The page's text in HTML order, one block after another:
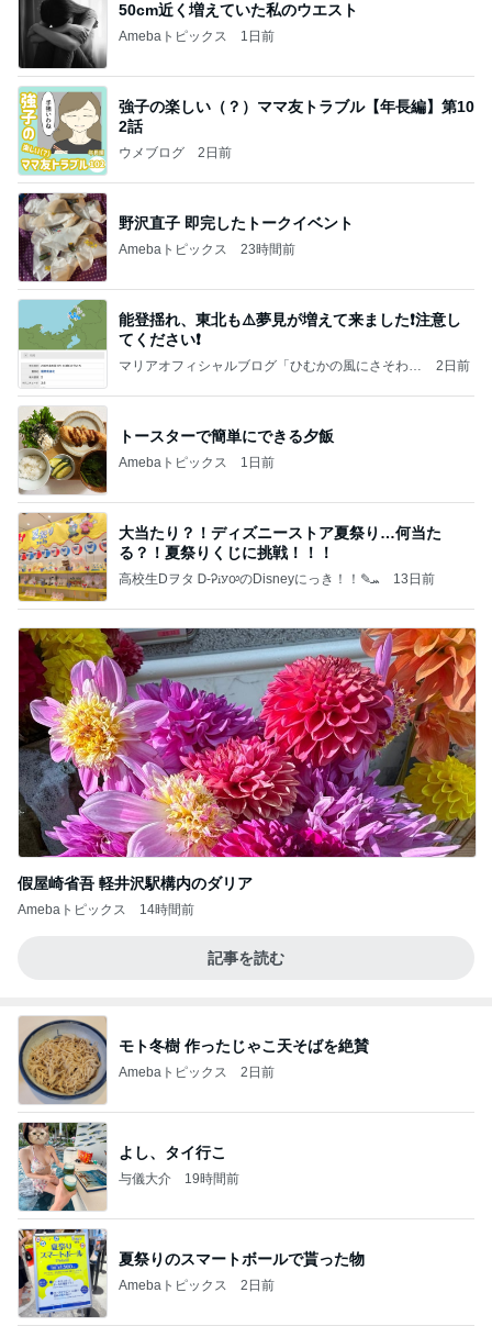
50cm近く増えていた私のウエスト
Amebaトピックス 1日前
強子の楽しい（？）ママ友トラブル【年長編】第10
2話
ウメブログ 2日前
野沢直子 即完したトークイベント
Amebaトピックス 23時間前
能登揺れ、東北も⚠️夢見が増えて来ました❗️注意し
てください❗️
マリアオフィシャルブログ「ひむかの風にさそわれ
2日前
トースターで簡単にできる夕飯
Amebaトピックス 1日前
大当たり？！ディズニーストア夏祭り…何当た
る？！夏祭りくじに挑戦！！！
高校生Dヲタ Ꭰ-ᎮꭵꭹꭴのDisneyにっき！！✎ܚ 13日前
假屋崎省吾 軽井沢駅構内のダリア
Amebaトピックス 14時間前
記事を読む
モト冬樹 作ったじゃこ天そばを絶賛
Amebaトピックス 2日前
よし、タイ行こ
与儀大介 19時間前
夏祭りのスマートボールで貰った物
Amebaトピックス 2日前